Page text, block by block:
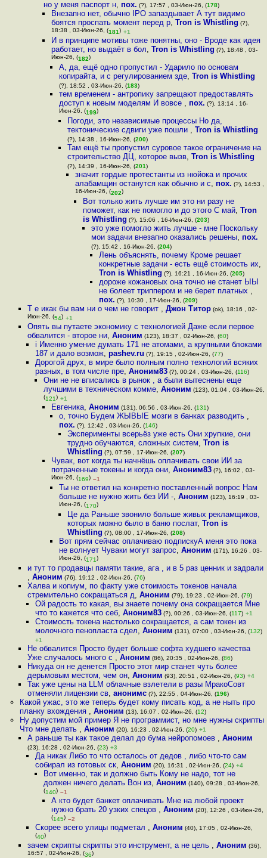
но у меня паспорт н, пох. (?), 17:57 , 03-Июн-26, (178)
Внезапно нет, обычно IPO запаздывает А тут видимо
боятся проспать момент перед р, Tron is Whistling (?),
18:38 , 03-Июн-26, (181) +1
И в принципе мотивы тоже понятны, оно - Вроде как идея
работает, но выдаёт в бол, Tron is Whistling (?), 18:48 , 03-
Июн-26, (182)
А, да, ещё одно пропустил - Ударило по основам
копирайта, и с регулированием зде,Tron is Whistling
(?), 18:52 , 03-Июн-26, (183)
тем временем - антропику запрещают предоставлять
доступ к новым моделям И вовсе , пох. (?), 13:14 , 16-
Июн-26, (199)
Погоди, это независимые процессы Но да,
тектонические сдвиги уже пошли , Tron is Whistling
(?), 14:38 , 16-Июн-26, (200)
Там ещё ты пропустил суровое такое ограничение на
строительство ДЦ, которое вызв, Tron is Whistling
(?), 14:39 , 16-Июн-26, (201)
значит гордые протестанты из нюйока и прочих
алабамщин останутся как обычно и с, пох. (?), 14:53 ,
16-Июн-26, (202)
Вот только жить лучше им это ни разу не
поможет, как не помогло и до этого С май,Tron
is Whistling (?), 15:06 , 16-Июн-26, (203)
это уже помогло жить лучше - мне Поскольку
мои задачи внезапно оказались решены, пох.
(?), 15:42 , 16-Июн-26, (204)
Лень объяснять, почему Кроме решает
конкретные задачи - есть ещё стоимость их,
Tron is Whistling (?), 16:21 , 16-Июн-26, (205)
дороже кожановых она точно не станет ЫЫ
не болеет триппером и не берет платных ,
пох. (?), 10:30 , 17-Июн-26, (209)
Т е икак бы вам ни о чем не говорит , Джон Титор(ok), 18:16 , 02-
Июн-26, (54) +1
Опять вы путаете экономику с технологией Даже если первое
обвалится - второе ни, Аноним (123), 18:37 , 02-Июн-26, (60)
i Именно умение думать 171 не атомами, а крупными блоками
187 и дало возмож,pashev.ru (?), 19:15 , 02-Июн-26, (77)
Дорогой друх, в мире было полным полно технологий всяких
разных, в том числе пре,Аноним83 (?), 00:24 , 03-Июн-26, (116)
Они не не вписались в рынок , а были вытеснены еще
лучшими в техническом комме, Аноним (123), 01:04 , 03-Июн-26,
(121) +1
Евгеника, Аноним (131), 06:56 , 03-Июн-26, (131)
о, точно Будем ЖЫВЫЕ мозги в банках разводить ,
пох. (?), 12:42 , 03-Июн-26, (146)
Эксперименты всерьёз уже есть Они хрупкие, они
трудно обучаются, сложных систем, Tron is
Whistling (?), 07:59 , 17-Июн-26, (207)
Чувак, вот когда ты начнёшь оплачивать свои ИИ за
потраченные токены и когда они, Аноним83(?), 16:02 , 03-
Июн-26, (169) –1
Ты не ответил на конкретно поставленный вопрос Нам
больше не нужно жить без ИИ -,Аноним (123), 16:19 , 03-
Июн-26, (170)
Це да Раньше звонило больше живых рекламщиков,
которых можно было в баню послат, Tron is
Whistling (?), 08:00 , 17-Июн-26, (208)
Вот прям сейчас оплачиваю подпискуА меня это пока
не волнует Чуваки могут запрос,Аноним (171), 16:26 , 03-
Июн-26, (171)
и тут то продавцы памяти такие, ага , и в 5 раз ценник и задрали
, Аноним (76), 19:12 , 02-Июн-26, (76)
Халва и копиум, по факту уже стоимость токенов начала
стремительно сокращаться д, Аноним (79), 19:23 , 02-Июн-26, (79)
Ой радость то какая, вы знаете почему она сокращается Мне
что то кажется что себ,Аноним83 (?), 00:26 , 03-Июн-26, (117) +1
Стоимость токена настолько сокращается, а сам токен из
молочного пенопласта сдел,Аноним (131), 07:00 , 03-Июн-26, (132)
+1
Не обвалится Просто будет больше софта худшего качества
Уже случалось много с , Аноним (86), 20:35 , 02-Июн-26, (86)
Никуда он не денется Просто этот мир станет чуть более
дерьмовым местом, чем он, Аноним (93), 20:51 , 02-Июн-26, (93) +4
Так уже цены на LLM облачные взлетели в разы МракоСовт
отменяли лицензии св, анонимс(?), 22:55 , 04-Июн-26, (196)
Какой ужас, это же теперь будет кому писать код, а не ныть про
планку вхождения , Аноним (13), 16:07 , 02-Июн-26, (12)
Ну допустим мой пример Я не программист, но мне нужны скрипты
Что мне делать , Аноним (20), 16:23 , 02-Июн-26, (20) +1
А раньше ты как такое делал до бума нейропомоев , Аноним
(23), 16:28 , 02-Июн-26, (23) +3
Да никак Либо то что осталось от дедов , либо что-то сам
собирал из готовых ск,Аноним (20), 16:31 , 02-Июн-26, (24) +4
Вот именно, так и должно быть Кому не надо, тот не
должен ничего делать Вон из, Аноним (140), 09:28 , 03-Июн-26,
(140) –1
А кто будет банкет оплачивать Мне на любой проект
нужно брать 20 узких спецов , Аноним (20), 12:26 , 03-Июн-26,
(145) –2
Скорее всего улицы подметал ,Аноним (40), 17:05 , 02-Июн-26,
(40)
зачем скрипты скрипты это инструмент, а не цель , Аноним (36),
16:57 , 02-Июн-26, (36)